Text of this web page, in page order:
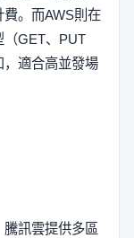
。而AWS則在
（GET、PUT
適合高並發場
訊雲提供多區